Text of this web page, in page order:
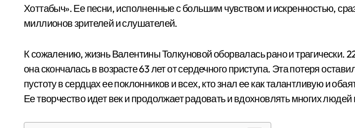
Хоттабыч». Ее песни, исполненные с большим чувством и искренностью,
миллионов зрителей и слушателей.
К сожалению, жизнь Валентины Толкуновой оборвалась рано и трагически.
она скончалась в возрасте 63 лет от сердечного приступа. Эта потеря
пустоту в сердцах ее поклонников и всех, кто знал ее как талантливую и
Ее творчество идет век и продолжает радовать и вдохновлять многих